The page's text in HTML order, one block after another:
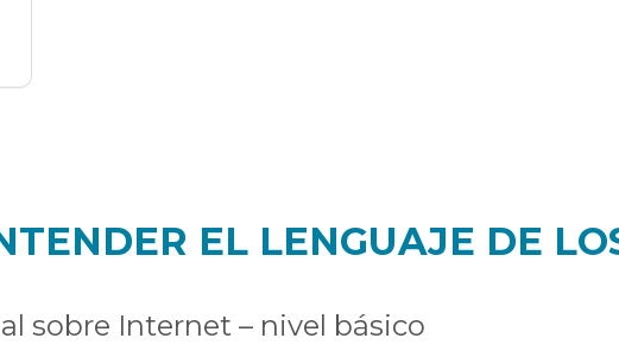
EL LENGUAJE DE
sobre Internet – nivel básico